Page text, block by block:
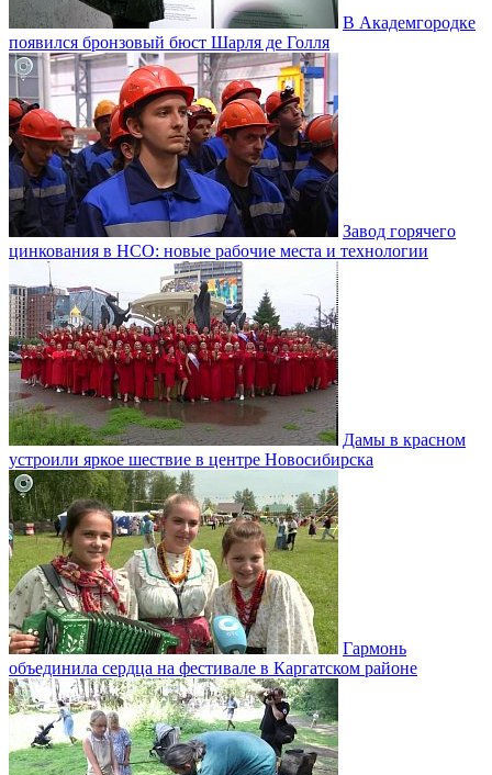
В Академгородке
появился бронзовый бюст Шарля де Голля
Завод горячего
цинкования в НСО: новые рабочие места и технологии
Дамы в красном
устроили яркое шествие в центре Новосибирска
Гармонь
объединила сердца на фестивале в Каргатском районе